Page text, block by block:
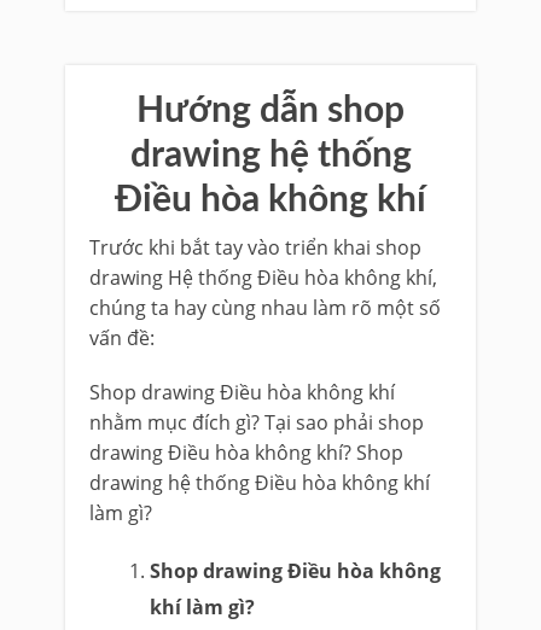
Hướng dẫn shop
drawing hệ thống
Điều hòa không khí
Trước khi bắt tay vào triển khai shop
drawing Hệ thống Điều hòa không khí,
chúng ta hay cùng nhau làm rõ một số
vấn đề:
Shop drawing Điều hòa không khí
nhằm mục đích gì? Tại sao phải shop
drawing Điều hòa không khí? Shop
drawing hệ thống Điều hòa không khí
làm gì?
Shop drawing Điều hòa không
khí làm gì?